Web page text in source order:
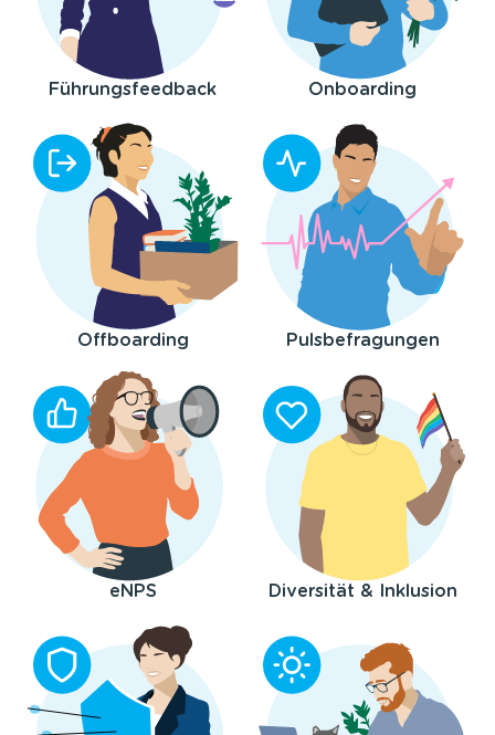
Führungsfeedback Onboarding
Offboarding Pulsbefragungen
eNPS Diversität & Inklusion